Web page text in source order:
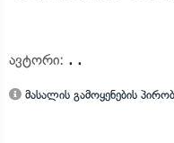
ავტორი: . .
მასალის გამოყენების